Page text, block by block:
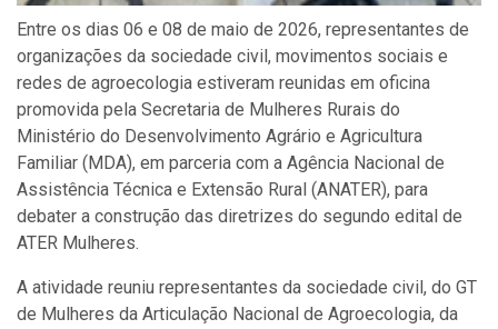
Entre os dias 06 e 08 de maio de 2026, representantes de
organizações da sociedade civil, movimentos sociais e
redes de agroecologia estiveram reunidas em oficina
promovida pela Secretaria de Mulheres Rurais do
Ministério do Desenvolvimento Agrário e Agricultura
Familiar (MDA), em parceria com a Agência Nacional de
Assistência Técnica e Extensão Rural (ANATER), para
debater a construção das diretrizes do segundo edital de
ATER Mulheres.
A atividade reuniu representantes da sociedade civil, do GT
de Mulheres da Articulação Nacional de Agroecologia, da